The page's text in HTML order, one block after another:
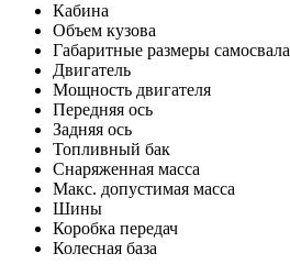
Кабина
Объем кузова
Габаритные размеры самосвала
Двигатель
Мощность двигателя
Передняя ось
Задняя ось
Топливный бак
Снаряженная масса
Макс. допустимая масса
Шины
Коробка передач
Колесная база